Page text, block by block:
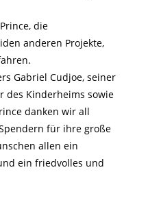
die
anderen Projekte,
Gabriel Cudjoe, seiner
des Kinderheims sowie
danken wir all
für ihre große
allen ein
ein friedvolles und